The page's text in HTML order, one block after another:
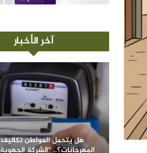
آخر الأخبار
هل يتحمل المواطن تكاليف
المهرجانات؟.. “الشركة